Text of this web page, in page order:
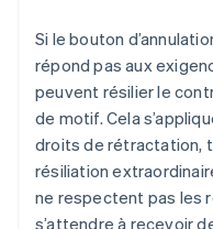
Si le bouton
répond pas aux
peuvent résilier le
de motif. Cela
droits de rétractation,
résiliation
ne respectent pas les
s’attendre à recevoir